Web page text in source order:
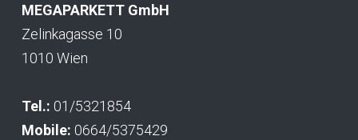
MEGAPARKETT GmbH
Zelinkagasse 10
1010 Wien
Tel.: 01/5321854
Mobile: 0664/5375429